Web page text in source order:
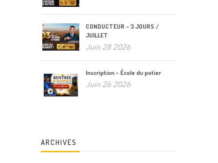
CONDUCTEUR – 3 JOURS /
JUILLET
Juin 28 2026
Inscription – École du potier
Juin 26 2026
ARCHIVES